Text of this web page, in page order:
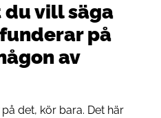
vill säga
på
av
det, kör bara. Det här